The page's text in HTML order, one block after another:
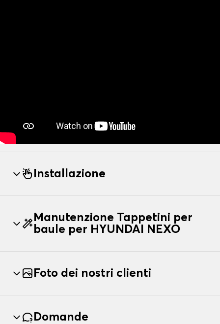
Installazione
Manutenzione Tappetini per
baule per HYUNDAI NEXO
Foto dei nostri clienti
Domande